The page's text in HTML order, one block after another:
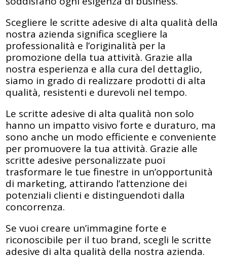
Scegliere le scritte adesive di alta qualità della
nostra azienda significa scegliere la
professionalità e l’originalità per la
promozione della tua attività. Grazie alla
nostra esperienza e alla cura del dettaglio,
siamo in grado di realizzare prodotti di alta
qualità, resistenti e durevoli nel tempo.
Le scritte adesive di alta qualità non solo
hanno un impatto visivo forte e duraturo, ma
sono anche un modo efficiente e conveniente
per promuovere la tua attività. Grazie alle
scritte adesive personalizzate puoi
trasformare le tue finestre in un’opportunità
di marketing, attirando l’attenzione dei
potenziali clienti e distinguendoti dalla
concorrenza.
Se vuoi creare un’immagine forte e
riconoscibile per il tuo brand, scegli le scritte
adesive di alta qualità della nostra azienda.